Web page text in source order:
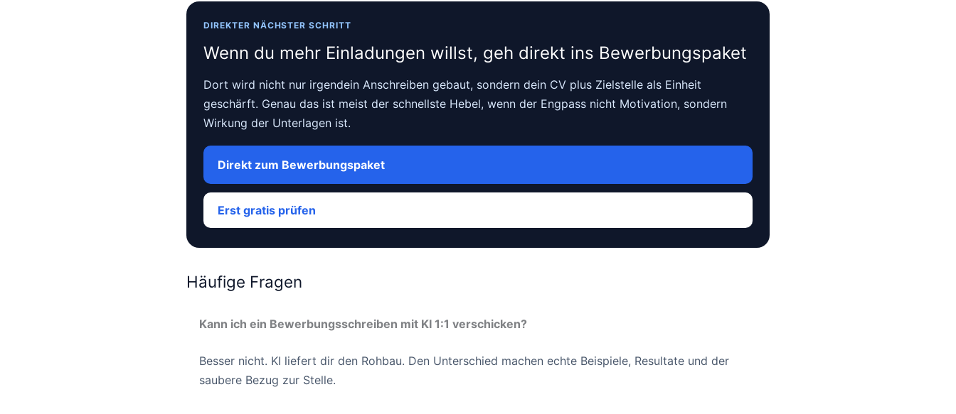
DIREKTER NÄCHSTER SCHRITT
Wenn du mehr Einladungen willst, geh direkt ins Bewerbungspaket
Dort wird nicht nur irgendein Anschreiben gebaut, sondern dein CV plus Zielstelle als Einheit
geschärft. Genau das ist meist der schnellste Hebel, wenn der Engpass nicht Motivation, sondern
Wirkung der Unterlagen ist.
Direkt zum Bewerbungspaket
Erst gratis prüfen
Häufige Fragen
Kann ich ein Bewerbungsschreiben mit KI 1:1 verschicken?
Besser nicht. KI liefert dir den Rohbau. Den Unterschied machen echte Beispiele, Resultate und der
saubere Bezug zur Stelle.